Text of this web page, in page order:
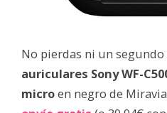
No pierdas ni un segundo
auriculares Sony WF-
microen negro de Miravia